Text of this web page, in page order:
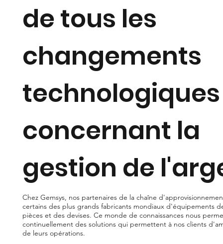
de tous les
changements
technologiques
concernant la
gestion de
Chez Gemsys, nos partenaires de la chaîne
certains des plus grands fabricants mondiaux d'équipements
pièces et des devises. Ce monde de connaissances nous
continuellement des solutions qui permettent à nos clients
de leurs opérations.